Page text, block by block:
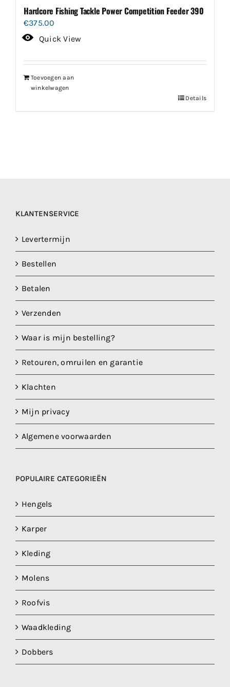
Hardcore Fishing Tackle Power Competition Feeder 390
€375.00
Quick View
Toevoegen aan
winkelwagen
Details
KLANTENSERVICE
Levertermijn
Bestellen
Betalen
Verzenden
Waar is mijn bestelling?
Retouren, omruilen en garantie
Klachten
Mijn privacy
Algemene voorwaarden
POPULAIRE CATEGORIEËN
Hengels
Karper
Kleding
Molens
Roofvis
Waadkleding
Dobbers